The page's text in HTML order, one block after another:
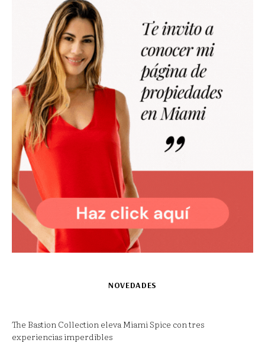
NOVEDADES
The Bastion Collection eleva Miami Spice con tres
experiencias imperdibles